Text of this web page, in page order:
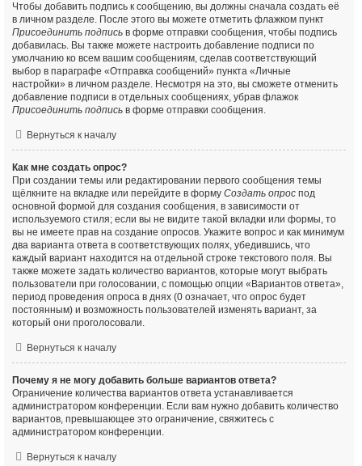
Чтобы добавить подпись к сообщению, вы должны сначала создать её
в личном разделе. После этого вы можете отметить флажком пункт
Присоединить подпись в форме отправки сообщения, чтобы подпись
добавилась. Вы также можете настроить добавление подписи по
умолчанию ко всем вашим сообщениям, сделав соответствующий
выбор в параграфе «Отправка сообщений» пункта «Личные
настройки» в личном разделе. Несмотря на это, вы сможете отменить
добавление подписи в отдельных сообщениях, убрав флажок
Присоединить подпись в форме отправки сообщения.
Вернуться к началу
Как мне создать опрос?
При создании темы или редактировании первого сообщения темы
щёлкните на вкладке или перейдите в форму Создать опрос под
основной формой для создания сообщения, в зависимости от
используемого стиля; если вы не видите такой вкладки или формы, то
вы не имеете прав на создание опросов. Укажите вопрос и как минимум
два варианта ответа в соответствующих полях, убедившись, что
каждый вариант находится на отдельной строке текстового поля. Вы
также можете задать количество вариантов, которые могут выбрать
пользователи при голосовании, с помощью опции «Вариантов ответа»,
период проведения опроса в днях (0 означает, что опрос будет
постоянным) и возможность пользователей изменять вариант, за
который они проголосовали.
Вернуться к началу
Почему я не могу добавить больше вариантов ответа?
Ограничение количества вариантов ответа устанавливается
администратором конференции. Если вам нужно добавить количество
вариантов, превышающее это ограничение, свяжитесь с
администратором конференции.
Вернуться к началу